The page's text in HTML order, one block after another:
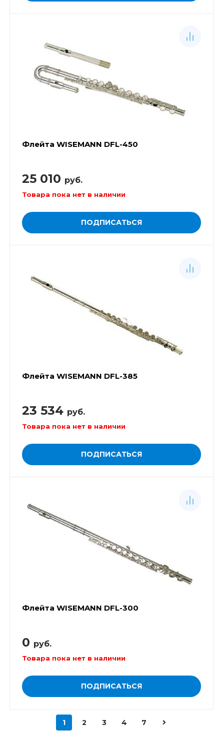
Флейта WISEMANN DFL-450
25 010 руб.
Товара пока нет в наличии
ПОДПИСАТЬСЯ
Флейта WISEMANN DFL-385
23 534 руб.
Товара пока нет в наличии
ПОДПИСАТЬСЯ
Флейта WISEMANN DFL-300
0 руб.
Товара пока нет в наличии
ПОДПИСАТЬСЯ
1 2 3 4 7